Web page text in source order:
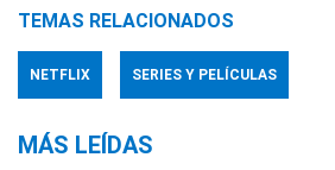
TEMAS RELACIONADOS
NETFLIX SERIES Y PELÍCULAS
MÁS LEÍDAS